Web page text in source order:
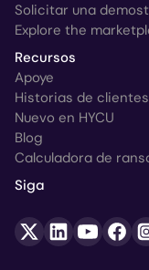
Solicitar una
Explore the
Recursos
Apoye
Historias de clientes
Nuevo en HYCU
Blog
Calculadora de
Siga